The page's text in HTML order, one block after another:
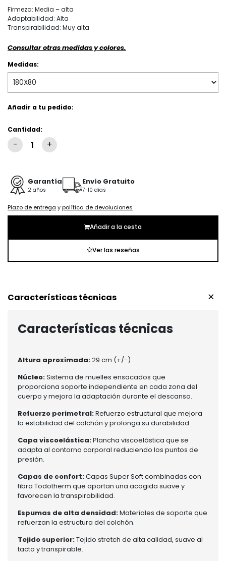
Firmeza: Media – alta
Adaptabilidad: Alta
Transpirabilidad: Muy alta
Consultar otras medidas y colores.
Medidas:
Añadir a tu pedido:
Cantidad:
Garantía
2 años
Envío Gratuito
7-10 días
Plazo de entrega ypolítica de devoluciones
Añadir a la cesta
Ver las reseñas
Características técnicas +
Características técnicas
Altura aproximada:29 cm (+/-).
Núcleo:Sistema de muelles ensacados que
proporciona soporte independiente en cada zona del
cuerpo y mejora la adaptación durante el descanso.
Refuerzo perimetral:Refuerzo estructural que mejora
la estabilidad del colchón y prolonga su durabilidad.
Capa viscoelástica:Plancha viscoelástica que se
adapta al contorno corporal reduciendo los puntos de
presión.
Capas de confort:Capas Super Soft combinadas con
fibra Todotherm que aportan una acogida suave y
favorecen la transpirabilidad.
Espumas de alta densidad:Materiales de soporte que
refuerzan la estructura del colchón.
Tejido superior:Tejido stretch de alta calidad, suave al
tacto y transpirable.